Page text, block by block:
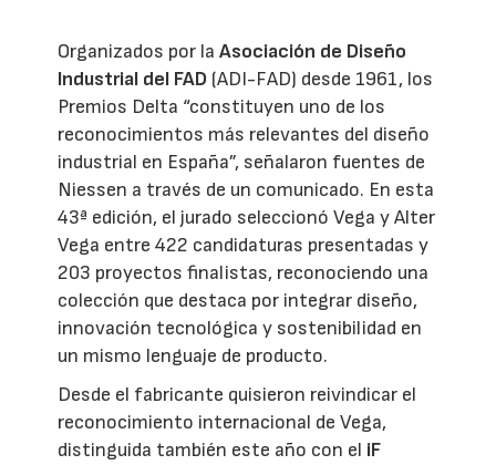
Organizados por laAsociación de Diseño
Industrial del FAD (ADI-FAD) desde 1961, los
Premios Delta “constituyen uno de los
reconocimientos más relevantes del diseño
industrial en España”, señalaron fuentes de
Niessen a través de un comunicado. En esta
43ª edición, el jurado seleccionó Vega y Alter
Vega entre 422 candidaturas presentadas y
203 proyectos finalistas, reconociendo una
colección que destaca por integrar diseño,
innovación tecnológica y sostenibilidad en
un mismo lenguaje de producto.
Desde el fabricante quisieron reivindicar el
reconocimiento internacional de Vega,
distinguida también este año con el iF